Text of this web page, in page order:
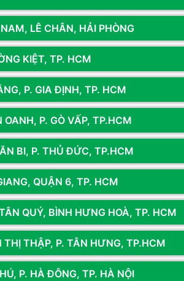
ảnh vượt trội với độ phân giảiFHD
còn mang lạigóc nhìn rộng 178 độ
sắc trung thực, phù hợp cho cả chơi
Sync
, giúp đồng bộ tốc độ
bảo trải nghiệm chơi game mượt
LÊ CHÂN, HẢI PHÒNG
KIỆT, TP. HCM
P. GIA ĐỊNH, TP. HCM
P. GÒ VẤP, TP.HCM
BI, P. THỦ ĐỨC, TP.HCM
QUẬN 6, TP. HCM
QUÝ, BÌNH HƯNG HOÀ, TP. HCM
THẬP, P. TÂN HƯNG, TP.HCM
P. HÀ ĐÔNG, TP. HÀ NỘI